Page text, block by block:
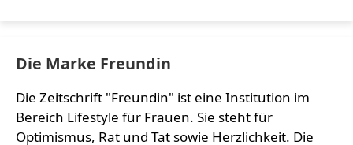
Die Marke Freundin
Die Zeitschrift "Freundin" ist eine Institution im
Bereich Lifestyle für Frauen. Sie steht für
Optimismus, Rat und Tat sowie Herzlichkeit. Die